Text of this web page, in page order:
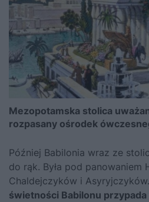
Mezopotamska stolica
rozpasany ośrodek
Później Babilonia wraz ze
do rąk. Była pod panowaniem
Chaldejczyków i Asyryjczyków.
świetności Babilonu